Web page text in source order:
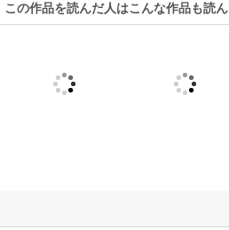
この作品を読んだ人はこんな作品も読